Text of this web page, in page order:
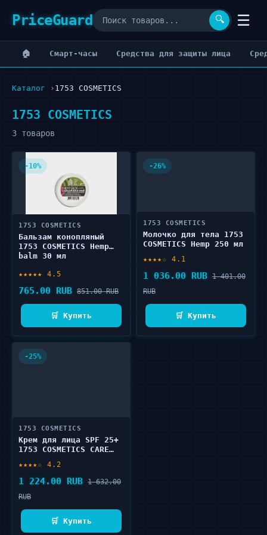
PriceGuard 🔍 ☰
🏠 Cмарт-часы Cредства для защиты лица
Каталог 1753 COSMETICS
1753 COSMETICS
3 товаров
-10%
1753 COSMETICS
Бальзам конопляный
1753 COSMETICS Hemp
balm 30 мл
★★★★★ 4.5
765.00 RUB 851.00 RUB
🛒 Купить
-26%
1753 COSMETICS
Молочко для тела 1753
COSMETICS Hemp 250 мл
★★★★☆ 4.1
1 036.00 RUB 1 401.00
RUB
🛒 Купить
-25%
1753 COSMETICS
Крем для лица SPF 25+
1753 COSMETICS CARE
★★★★☆ 4.2
1 224.00 RUB 1 632.00
RUB
🛒 Купить